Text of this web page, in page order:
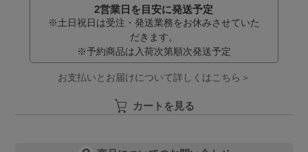
2営業日を目安に発送予定
※土日祝日は受注・発送業務をお休みさせていた
だきます。
※予約商品は入荷次第順次発送予定
お支払いとお届けについて詳しくはこちら＞
カートを見る